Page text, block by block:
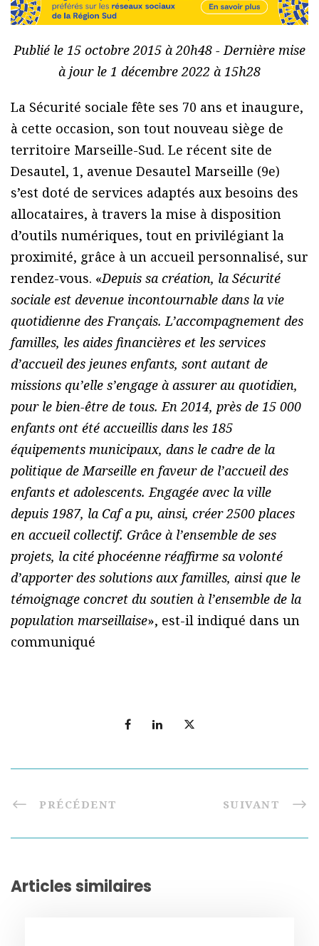
Publié le 15 octobre 2015 à 20h48 - Dernière mise
à jour le 1 décembre 2022 à 15h28
La Sécurité sociale fête ses 70 ans et inaugure,
à cette occasion, son tout nouveau siège de
territoire Marseille-Sud. Le récent site de
Desautel, 1, avenue Desautel Marseille (9e)
s’est doté de services adaptés aux besoins des
allocataires, à travers la mise à disposition
d’outils numériques, tout en privilégiant la
proximité, grâce à un accueil personnalisé, sur
rendez-vous. «Depuis sa création, la Sécurité
sociale est devenue incontournable dans la vie
quotidienne des Français. L’accompagnement des
familles, les aides financières et les services
d’accueil des jeunes enfants, sont autant de
missions qu’elle s’engage à assurer au quotidien,
pour le bien-être de tous. En 2014, près de 15 000
enfants ont été accueillis dans les 185
équipements municipaux, dans le cadre de la
politique de Marseille en faveur de l’accueil des
enfants et adolescents. Engagée avec la ville
depuis 1987, la Caf a pu, ainsi, créer 2500 places
en accueil collectif. Grâce à l’ensemble de ses
projets, la cité phocéenne réaffirme sa volonté
d’apporter des solutions aux familles, ainsi que le
témoignage concret du soutien à l’ensemble de la
population marseillaise», est-il indiqué dans un
communiqué
PRÉCÉDENT SUIVANT
Articles similaires